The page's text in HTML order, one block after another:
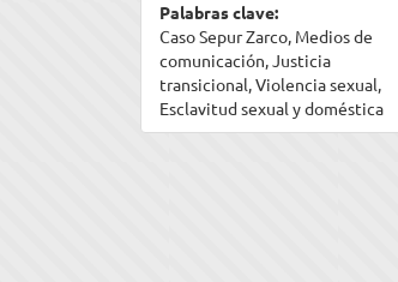
Palabras clave:
Caso Sepur Zarco, Medios de
comunicación, Justicia
transicional, Violencia sexual,
Esclavitud sexual y doméstica